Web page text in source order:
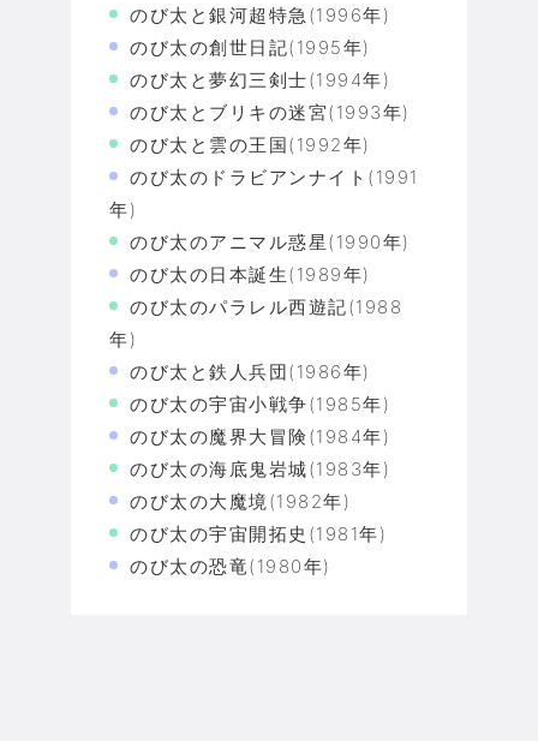
のび太と銀河超特急(1996年)
のび太の創世日記(1995年)
のび太と夢幻三剣士(1994年)
のび太とブリキの迷宮(1993年)
のび太と雲の王国(1992年)
のび太のドラビアンナイト(1991
年)
のび太のアニマル惑星(1990年)
のび太の日本誕生(1989年)
のび太のパラレル西遊記(1988
年)
のび太と鉄人兵団(1986年)
のび太の宇宙小戦争(1985年)
のび太の魔界大冒険(1984年)
のび太の海底鬼岩城(1983年)
のび太の大魔境(1982年)
のび太の宇宙開拓史(1981年)
のび太の恐竜(1980年)